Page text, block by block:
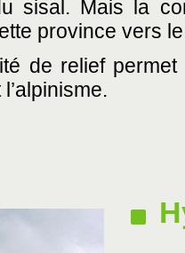
sisal. Mais la
province vers
de relief